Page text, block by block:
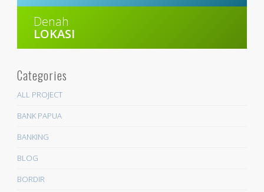
Denah
LOKASI
Categories
ALL PROJECT
BANK PAPUA
BANKING
BLOG
BORDIR